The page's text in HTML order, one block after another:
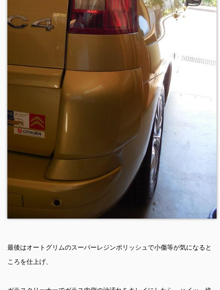
最後はオートグリムのスーパーレジンポリッシュで小傷等が気になると
ころを仕上げ、